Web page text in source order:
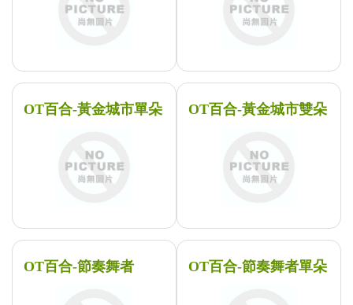
OT百合-黃金城市單朵 OT百合-黃金城市雙朵
OT百合-節奏舞者 OT百合-節奏舞者單朵